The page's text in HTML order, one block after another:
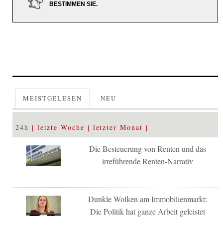
BESTIMMEN SIE.
MEISTGELESEN NEU
24h letzte Woche letzter Monat
Die Besteuerung von Renten und das
irreführende Renten-Narrativ
Dunkle Wolken am Immobilienmarkt:
Die Politik hat ganze Arbeit geleistet